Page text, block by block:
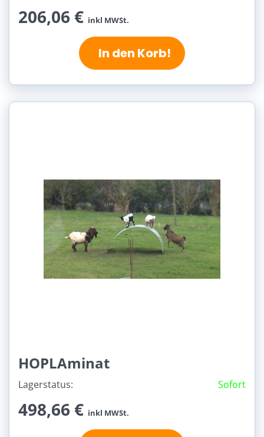
206,06 € inkl MWSt.
In den Korb!
HOPLAminat
Lagerstatus: Sofort
498,66 € inkl MWSt.